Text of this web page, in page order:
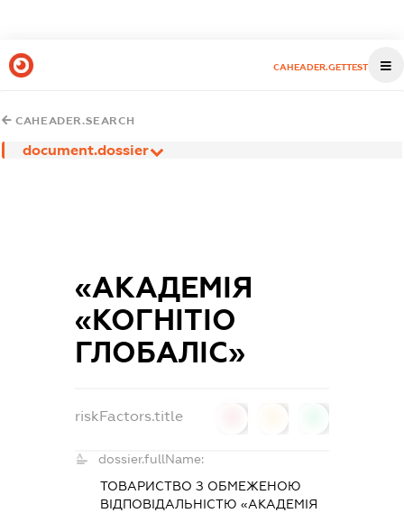
CAHEADER.GETTEST
CAHEADER.SEARCH
document.dossier
«АКАДЕМІЯ
«КОГНІТІО
ГЛОБАЛІС»
riskFactors.title
dossier.fullName:
ТОВАРИСТВО З ОБМЕЖЕНОЮ
ВІДПОВІДАЛЬНІСТЮ «АКАДЕМІЯ